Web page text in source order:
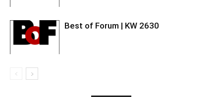
Best of Forum | KW 2630